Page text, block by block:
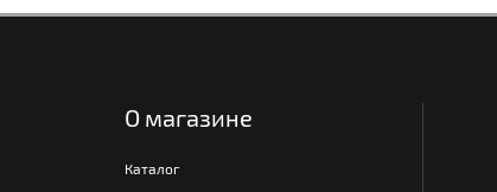
О магазине
Каталог